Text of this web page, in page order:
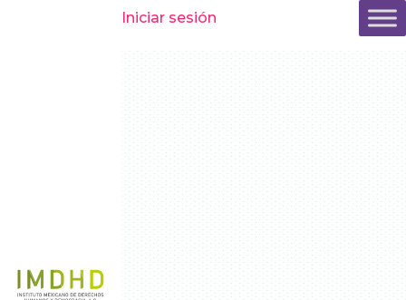
Iniciar sesión
Sentencias »Valeria